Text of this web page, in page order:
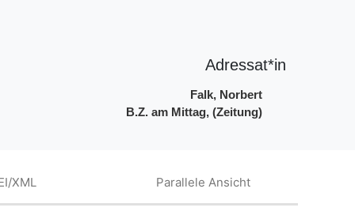
Adressat*in
Falk, Norbert
B.Z. am Mittag, (Zeitung)
XML Parallele Ansicht